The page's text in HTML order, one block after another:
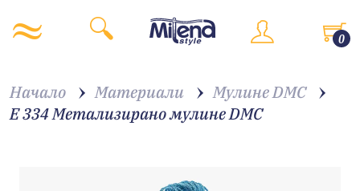
0
Начало Материали
Мулине DMC
E 334 Метализирано мулине DMC